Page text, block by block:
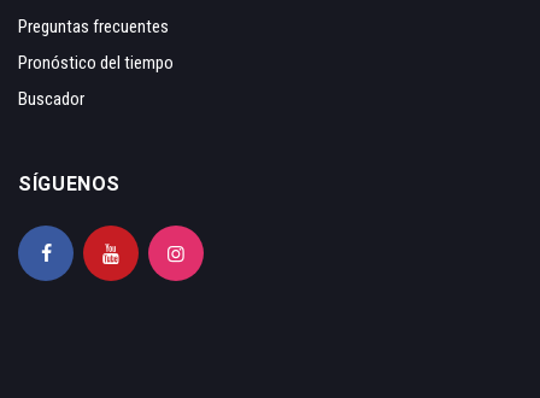
Preguntas frecuentes
Pronóstico del tiempo
Buscador
SÍGUENOS